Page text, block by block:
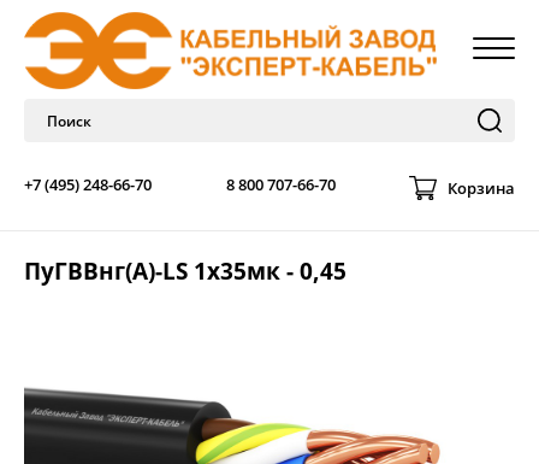
+7 (495) 248-66-70 8 800 707-66-70 Корзина
ПуГВВнг(A)-LS 1х35мк - 0,45